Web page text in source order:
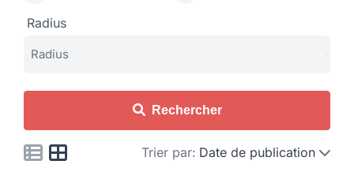
Radius
Rechercher
Trier par: Date de publication